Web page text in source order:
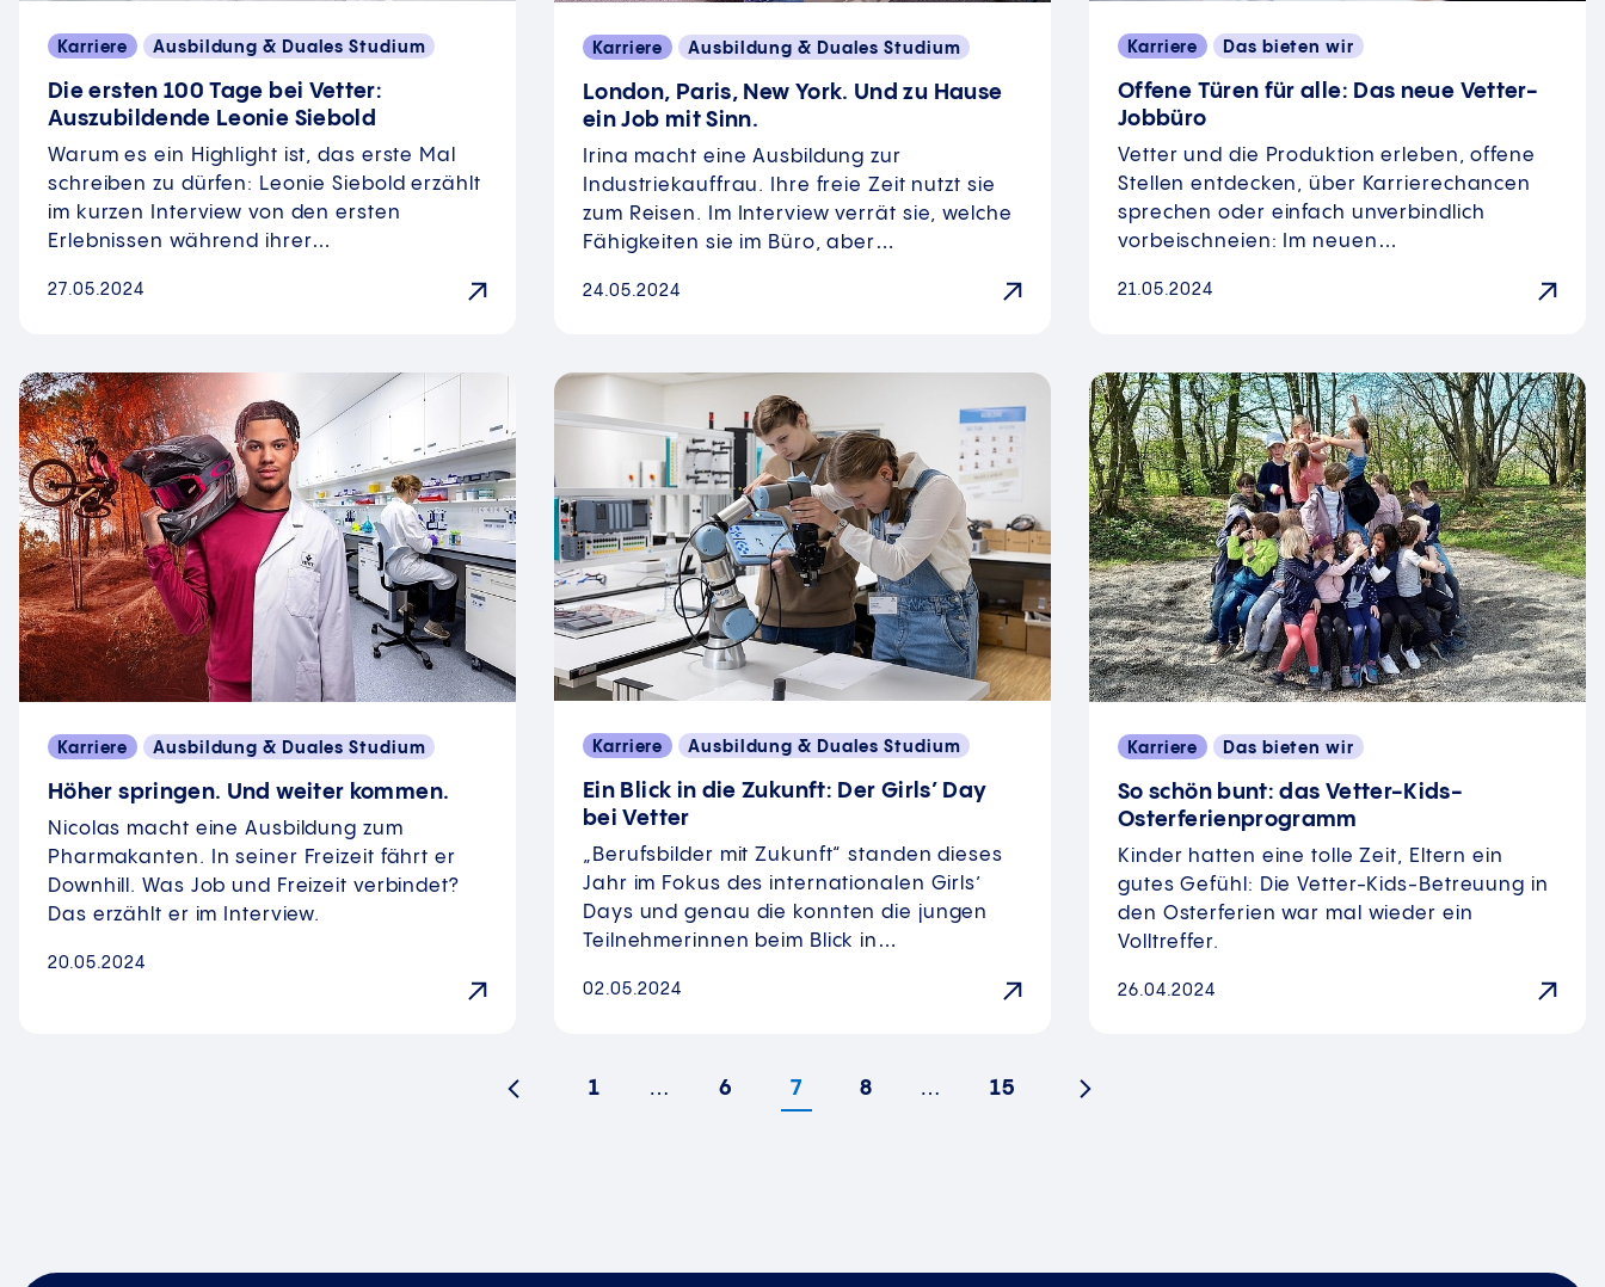
Karriere Ausbildung & Duales Studium
Die ersten 100 Tage bei Vetter:
Auszubildende Leonie Siebold
Warum es ein Highlight ist, das erste Mal
schreiben zu dürfen: Leonie Siebold erzählt
im kurzen Interview von den ersten
Erlebnissen während ihrer…
27.05.2024
Karriere Ausbildung & Duales Studium
London, Paris, New York. Und zu Hause
ein Job mit Sinn.
Irina macht eine Ausbildung zur
Industriekauffrau. Ihre freie Zeit nutzt sie
zum Reisen. Im Interview verrät sie, welche
Fähigkeiten sie im Büro, aber…
24.05.2024
Karriere Das bieten wir
Offene Türen für alle: Das neue Vetter-
Jobbüro
Vetter und die Produktion erleben, offene
Stellen entdecken, über Karrierechancen
sprechen oder einfach unverbindlich
vorbeischneien: Im neuen…
21.05.2024
Karriere Ausbildung & Duales Studium
Höher springen. Und weiter kommen.
Nicolas macht eine Ausbildung zum
Pharmakanten. In seiner Freizeit fährt er
Downhill. Was Job und Freizeit verbindet?
Das erzählt er im Interview.
20.05.2024
Karriere Ausbildung & Duales Studium
Ein Blick in die Zukunft: Der Girls’ Day
bei Vetter
„Berufsbilder mit Zukunft“ standen dieses
Jahr im Fokus des internationalen Girls’
Days und genau die konnten die jungen
Teilnehmerinnen beim Blick in…
02.05.2024
Karriere Das bieten wir
So schön bunt: das Vetter-Kids-
Osterferienprogramm
Kinder hatten eine tolle Zeit, Eltern ein
gutes Gefühl: Die Vetter-Kids-Betreuung in
den Osterferien war mal wieder ein
Volltreffer.
26.04.2024
Vorherige
1 … 6 7 8 … 15 Nächste